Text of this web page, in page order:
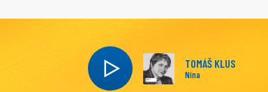
TOMÁŠ KLUS
Nina